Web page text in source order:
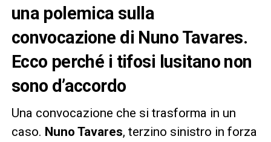
una polemica sulla
convocazione di Nuno Tavares.
Ecco perché i tifosi lusitano non
sono d’accordo
Una convocazione che si trasforma in un
caso. Nuno Tavares, terzino sinistro in forza